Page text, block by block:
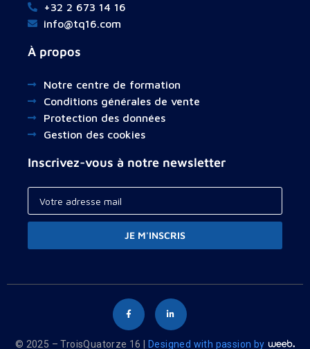
+32 2 673 14 16
info@tq16.com
À propos
Notre centre de formation
Conditions générales de vente
Protection des données
Gestion des cookies
Inscrivez-vous à notre newsletter
JE M'INSCRIS
© 2025 – TroisQuatorze 16 | Designed with passion byYour